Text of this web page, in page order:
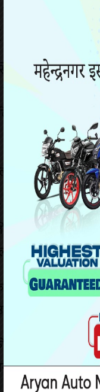
उपरीक्षक
मर्यादित र
शान्ति
।
लोला
टिम पनि
होली
हान्ने जस्ता
अभद्र व्यवहारमा
गर्ने, ट्राफिक
बताए ।
पूर्णरुपले